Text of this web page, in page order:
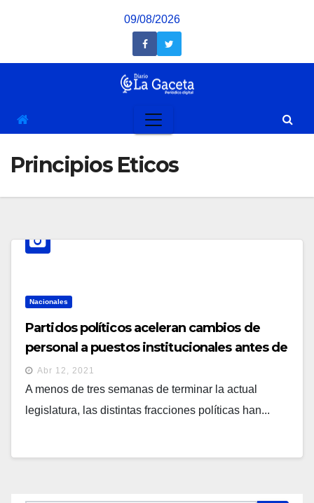
09/08/2026
Principios Eticos
Nacionales
Partidos políticos aceleran cambios de
personal a puestos institucionales antes de
terminar actual legislatura
Abr 12, 2021
A menos de tres semanas de terminar la actual
legislatura, las distintas fracciones políticas han...